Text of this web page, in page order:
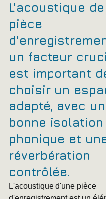
L'acoustique
pièce
un facteur
est important
choisir un
adapté, avec
bonne isolation
phonique et
réverbération
contrôlée.
L'acoustique d'une pièce